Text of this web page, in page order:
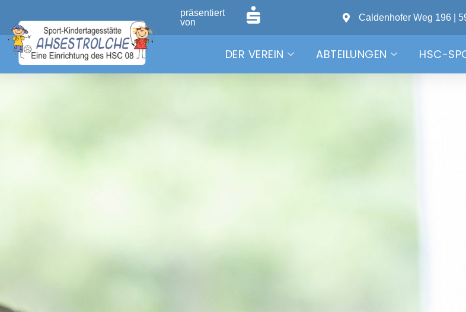
präsentiert
von
Caldenhofer Weg 196 |
DER VEREIN ABTEILUNGEN HSC-